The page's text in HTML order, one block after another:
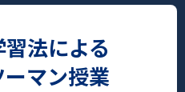
習法による
マン授業